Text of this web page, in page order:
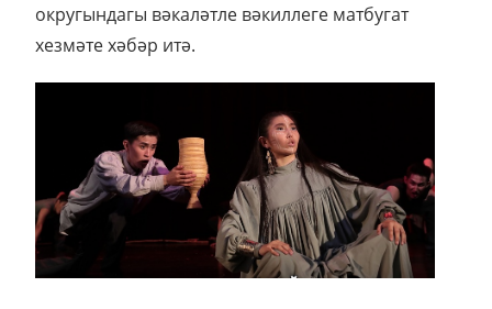
округындагы вәкаләтле вәкиллеге матбугат
хезмәте хәбәр итә.